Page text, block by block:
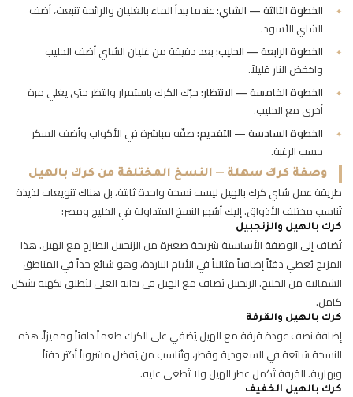
الخطوة الثالثة — الشاي:عندما يبدأ الماء بالغليان والرائحة تنبعث، أضف
الشاي الأسود.
الخطوة الرابعة — الحليب:بعد دقيقة من غليان الشاي أضف الحليب
واخفض النار قليلاً.
الخطوة الخامسة — الانتظار:حرّك الكرك باستمرار وانتظر حتى يغلي مرة
أخرى مع الحليب.
الخطوة السادسة — التقديم:صفّه مباشرة في الأكواب وأضف السكر
حسب الرغبة.
وصفة كرك سهلة — النسخ المختلفة من كرك بالهيل
طريقة عمل شاي كرك بالهيل ليست نسخة واحدة ثابتة، بل هناك تنويعات لذيذة
تُناسب مختلف الأذواق. إليك أشهر النسخ المتداولة في الخليج ومصر:
كرك بالهيل والزنجبيل
تُضاف إلى الوصفة الأساسية شريحة صغيرة من الزنجبيل الطازج مع الهيل. هذا
المزيج يُعطي دفئاً إضافياً مثالياً في الأيام الباردة، وهو شائع جداً في المناطق
الشمالية من الخليج. الزنجبيل يُضاف مع الهيل في بداية الغلي ليُطلق نكهته بشكل
كامل.
كرك بالهيل والقرفة
إضافة نصف عودة قرفة مع الهيل يُضفي على الكرك طعماً دافئاً ومميزاً. هذه
النسخة شائعة في السعودية وقطر، وتُناسب من يُفضل مشروباً أكثر دفئاً
وبهارية. القرفة تُكمل عطر الهيل ولا تُطغى عليه.
كرك بالهيل الخفيف